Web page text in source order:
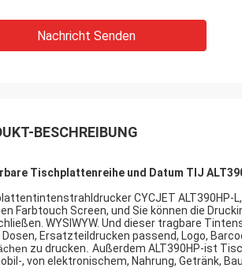
Nachricht Senden
BESCHREIBUNG
Tischplattenreihe und Datum TIJ
CYCJET ALT390HP-
Farbtouch Screen, und Sie können die
WYSIWYW. Und dieser tragbare
Dosen, Ersatzteildrucken passend, Logo,
zu drucken Außerdem ALT390HP-ist
, von elektronischem, Nahrung, Getränk,